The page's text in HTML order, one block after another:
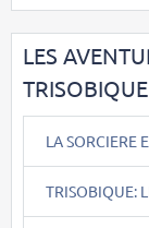
LES
TRISOBIQUE
LA SORCIERE
TRISOBIQUE: